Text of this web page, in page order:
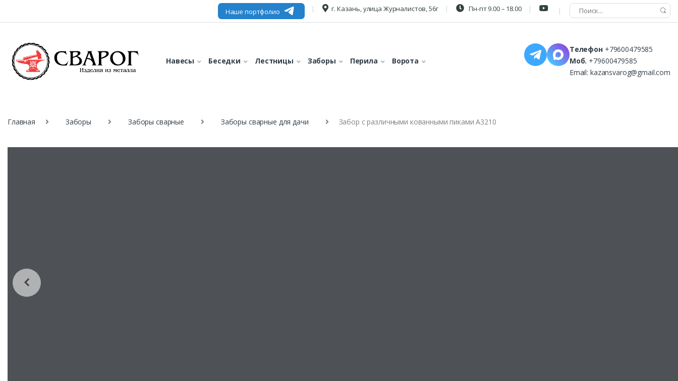
Наше портфолио г. Казань, улица Журналистов, 56г Пн-пт 9.00 – 18.00
Навесы Беседки Лестницы Заборы Перила Ворота
Телефон +79600479585
Моб. +79600479585
Email: kazansvarog@gmail.com
Главная Заборы Заборы сварные Заборы сварные для дачи Забор с различными кованными пиками А3210